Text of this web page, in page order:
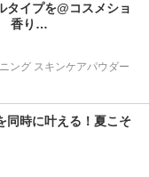
タイプを@コスメショ
香り…
ング スキンケアパウダー
同時に叶える！夏こそ